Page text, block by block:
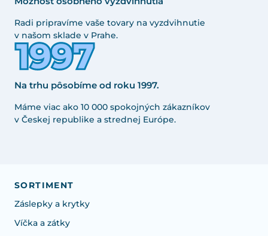
Radi pripravíme vaše tovary na vyzdvihnutie
v našom sklade v Prahe.
Na trhu pôsobíme od roku 1997.
Máme viac ako 10 000 spokojných zákazníkov
v Českej republike a strednej Európe.
SORTIMENT
Záslepky a krytky
Víčka a zátky